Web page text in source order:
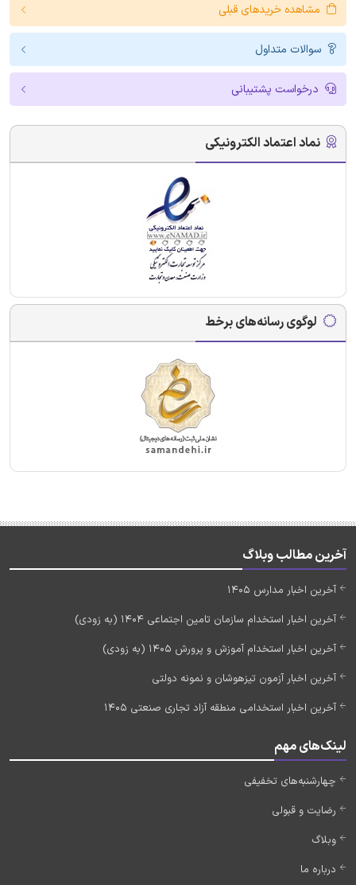
مشاهده خریدهای قبلی
سوالات متداول
درخواست پشتیبانی
نماد اعتماد الکترونیکی
لوگوی رسانه‌های برخط
آخرین مطالب وبلاگ
آخرین اخبار مدارس 1405
آخرین اخبار استخدام سازمان تامین اجتماعی 1404 (به زودی)
آخرین اخبار استخدام آموزش و پرورش 1405 (به زودی)
آخرین اخبار آزمون تیزهوشان و نمونه دولتی
آخرین اخبار استخدامی منطقه آزاد تجاری صنعتی 1405
لینک‌های مهم
چهارشنبه‌های تخفیفی
رضایت و قبولی
وبلاگ
درباره ما